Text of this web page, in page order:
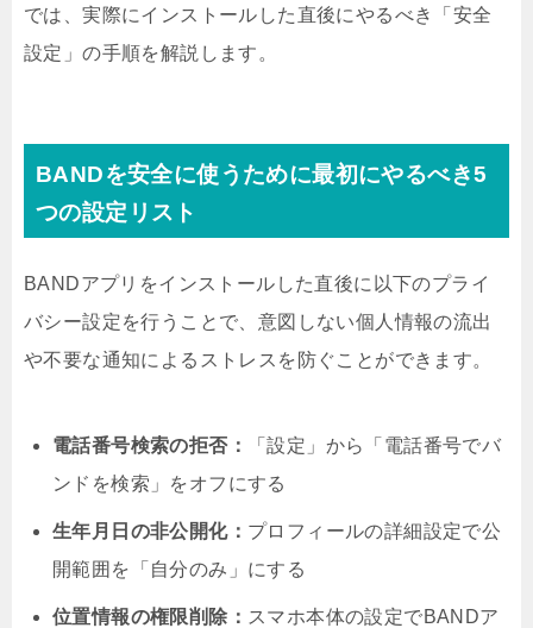
では、実際にインストールした直後にやるべき「安全
設定」の手順を解説します。
BANDを安全に使うために最初にやるべき5
つの設定リスト
BANDアプリをインストールした直後に以下のプライ
バシー設定を行うことで、意図しない個人情報の流出
や不要な通知によるストレスを防ぐことができます。
電話番号検索の拒否：
「設定」から「電話番号でバ
ンドを検索」をオフにする
生年月日の非公開化： プロフィールの詳細設定で公
開範囲を「自分のみ」にする
位置情報の権限削除： スマホ本体の設定でBANDア